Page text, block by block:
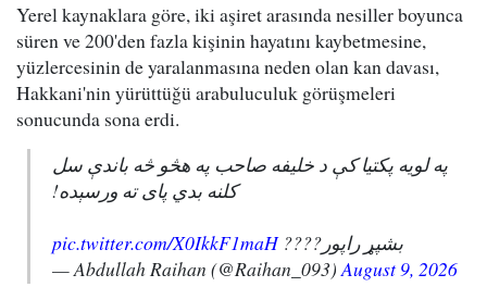
Yerel kaynaklara göre, iki aşiret arasında nesiller boyunca
süren ve 200'den fazla kişinin hayatını kaybetmesine,
yüzlercesinin de yaralanmasına neden olan kan davası,
Hakkani'nin yürüttüğü arabuluculuk görüşmeleri
sonucunda sona erdi.
په لویه پکتیا کې د خلیفه صاحب په هڅو څه باندې سل
کلنه بدي پای ته ورسېده!
بشپړ راپور????pic.twitter.com/X0IkkF1maH
— Abdullah Raihan (@Raihan_093)August 9, 2026